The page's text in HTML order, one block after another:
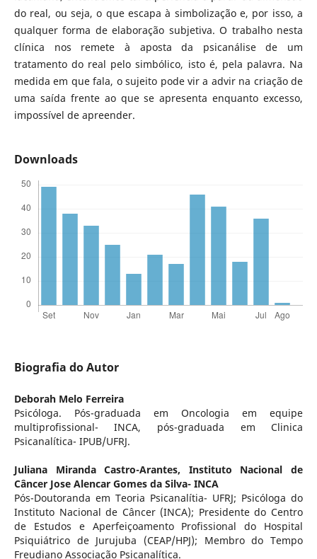
do real, ou seja, o que escapa à simbolização e, por isso, a
qualquer forma de elaboração subjetiva. O trabalho nesta
clínica nos remete à aposta da psicanálise de um
tratamento do real pelo simbólico, isto é, pela palavra. Na
medida em que fala, o sujeito pode vir a advir na criação de
uma saída frente ao que se apresenta enquanto excesso,
impossível de apreender.
Downloads
Biografia do Autor
Deborah Melo Ferreira
Psicóloga. Pós-graduada em Oncologia em equipe
multiprofissional- INCA, pós-graduada em Clinica
Psicanalítica- IPUB/UFRJ.
Juliana Miranda Castro-Arantes, Instituto Nacional de
Câncer Jose Alencar Gomes da Silva- INCA
Pós-Doutoranda em Teoria Psicanalítia- UFRJ; Psicóloga do
Instituto Nacional de Câncer (INCA); Presidente do Centro
de Estudos e Aperfeiçoamento Profissional do Hospital
Psiquiátrico de Jurujuba (CEAP/HPJ); Membro do Tempo
Freudiano Associação Psicanalítica.